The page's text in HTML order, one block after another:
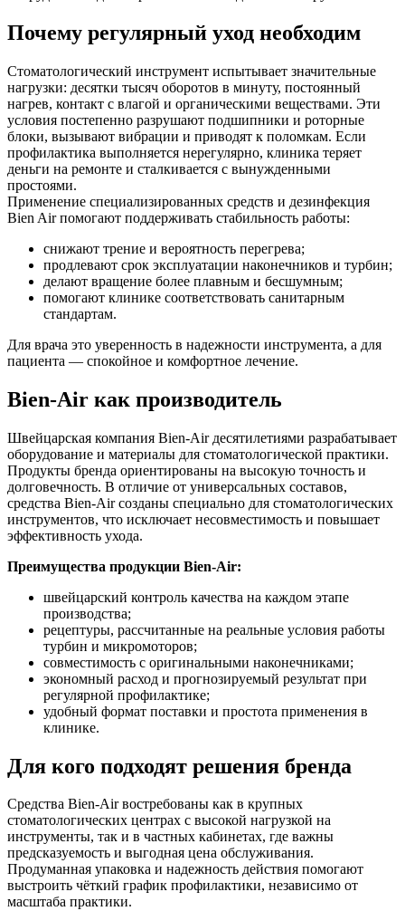
Почему регулярный уход необходим
Стоматологический инструмент испытывает значительные
нагрузки: десятки тысяч оборотов в минуту, постоянный
нагрев, контакт с влагой и органическими веществами. Эти
условия постепенно разрушают подшипники и роторные
блоки, вызывают вибрации и приводят к поломкам. Если
профилактика выполняется нерегулярно, клиника теряет
деньги на ремонте и сталкивается с вынужденными
простоями.
Применение специализированных средств и дезинфекция
Bien Air помогают поддерживать стабильность работы:
снижают трение и вероятность перегрева;
продлевают срок эксплуатации наконечников и турбин;
делают вращение более плавным и бесшумным;
помогают клинике соответствовать санитарным
стандартам.
Для врача это уверенность в надежности инструмента, а для
пациента — спокойное и комфортное лечение.
Bien-Air как производитель
Швейцарская компания Bien-Air десятилетиями разрабатывает
оборудование и материалы для стоматологической практики.
Продукты бренда ориентированы на высокую точность и
долговечность. В отличие от универсальных составов,
средства Bien-Air созданы специально для стоматологических
инструментов, что исключает несовместимость и повышает
эффективность ухода.
Преимущества продукции Bien-Air:
швейцарский контроль качества на каждом этапе
производства;
рецептуры, рассчитанные на реальные условия работы
турбин и микромоторов;
совместимость с оригинальными наконечниками;
экономный расход и прогнозируемый результат при
регулярной профилактике;
удобный формат поставки и простота применения в
клинике.
Для кого подходят решения бренда
Средства Bien-Air востребованы как в крупных
стоматологических центрах с высокой нагрузкой на
инструменты, так и в частных кабинетах, где важны
предсказуемость и выгодная цена обслуживания.
Продуманная упаковка и надежность действия помогают
выстроить чёткий график профилактики, независимо от
масштаба практики.